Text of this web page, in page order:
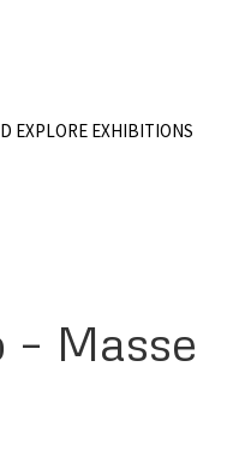
EXPLORE EXHIBITIONS
– Masse